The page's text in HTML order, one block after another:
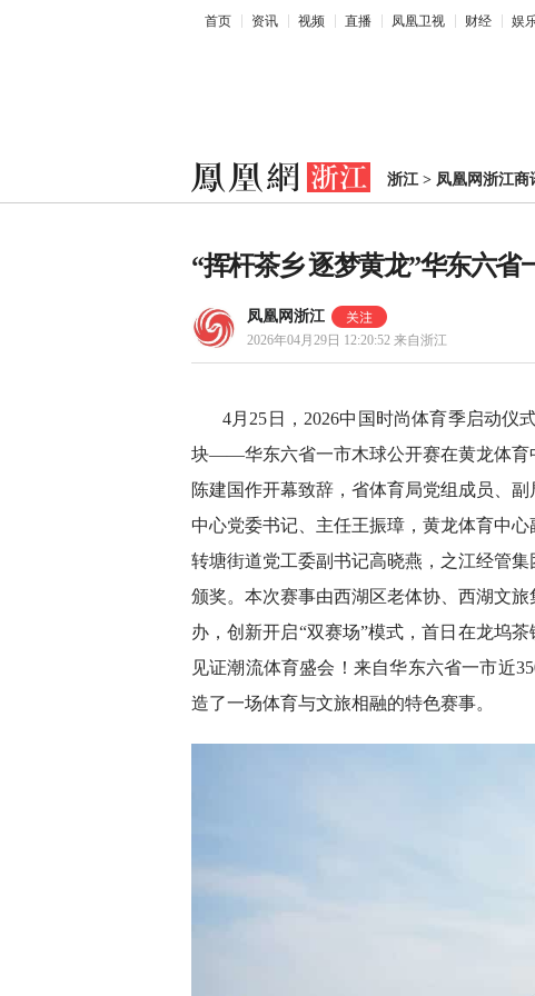
首页 资讯 视频 直播 凤凰卫视 财经 娱
浙江> 凤凰网浙江商
“挥杆茶乡 逐梦黄龙”华东六省
凤凰网浙江
2026年04月29日 12:20:52 来自浙江
4月25日，2026中国时尚体育季启动仪
块——华东六省一市木球公开赛在黄龙体育
陈建国作开幕致辞，省体育局党组成员、
中心党委书记、主任王振璋，黄龙体育中
转塘街道党工委副书记高晓燕，之江经管
颁奖。本次赛事由西湖区老体协、西湖文
办，创新开启“双赛场”模式，首日在龙坞
见证潮流体育盛会！来自华东六省一市近
造了一场体育与文旅相融的特色赛事。